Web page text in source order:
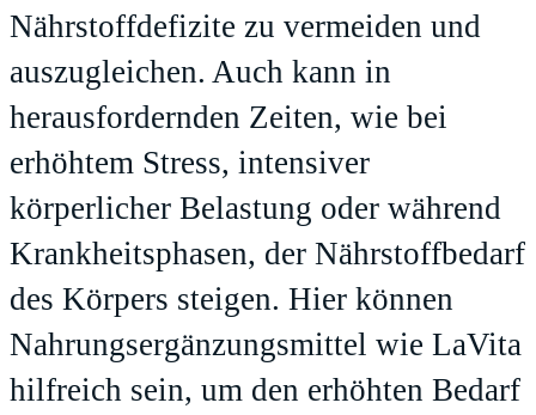
Nährstoffdefizite zu vermeiden und
auszugleichen. Auch kann in
herausfordernden Zeiten, wie bei
erhöhtem Stress, intensiver
körperlicher Belastung oder während
Krankheitsphasen, der Nährstoffbedarf
des Körpers steigen. Hier können
Nahrungsergänzungsmittel wie LaVita
hilfreich sein, um den erhöhten Bedarf